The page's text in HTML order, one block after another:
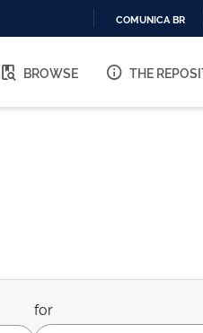
O
COMUNICA BR
BROWSE THE
for